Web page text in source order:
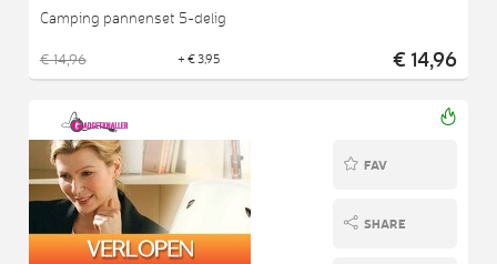
Camping pannenset 5-delig
€ 14,96 + € 3,95 € 14,96
FAV
SHARE